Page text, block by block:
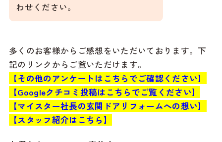
わせください。
多くのお客様からご感想をいただいております。下
記のリンクからご覧いただけます。
【その他のアンケートはこちらでご確認ください】
【Googleクチコミ投稿はこちらでご覧ください】
【マイスター社長の玄関ドアリフォームへの想い】
【スタッフ紹介はこちら】